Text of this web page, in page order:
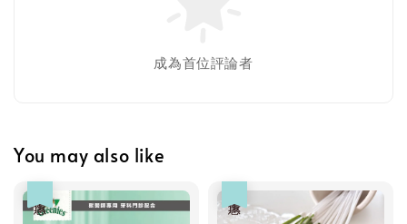
成為首位評論者
You may also like